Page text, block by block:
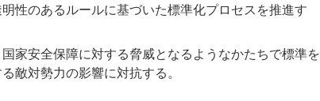
性のあるルールに基づいた標準化プロセスを推進す
家安全保障に対する脅威となるようなかたちで標準を
敵対勢力の影響に対抗する。